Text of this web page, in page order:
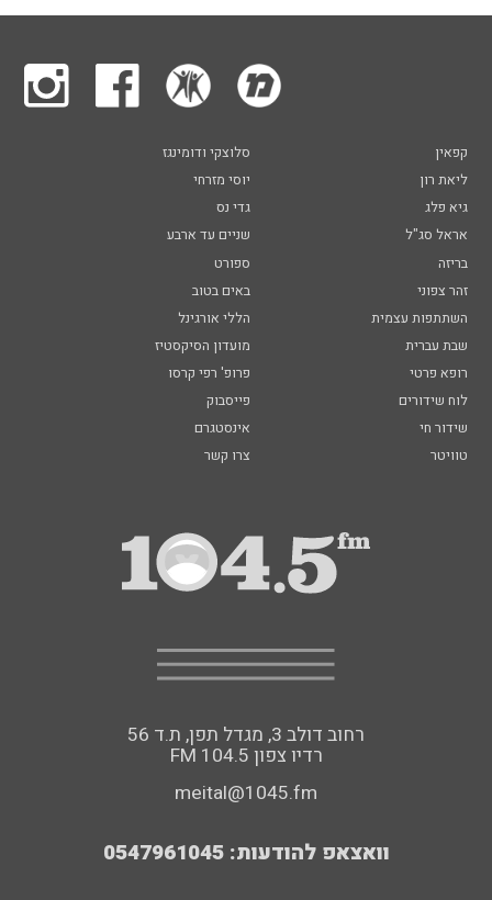
קפאין
סלוצקי ודומינגז
ליאת רון
יוסי מזרחי
גיא פלג
גדי נס
אראל סג"ל
שניים עד ארבע
בריזה
ספורט
זהר צפוני
באים בטוב
השתתפות עצמית
הללי אורגינל
שבת עברית
מועדון הסיקסטיז
רופא פרטי
פרופ' רפי קרסו
לוח שידורים
פייסבוק
שידור חי
אינסטגרם
טוויטר
צרו קשר
רחוב דולב 3, מגדל תפן, ת.ד 56
FM רדיו צפון 104.5
meital@1045.fm
וואצאפ להודעות: 0547961045